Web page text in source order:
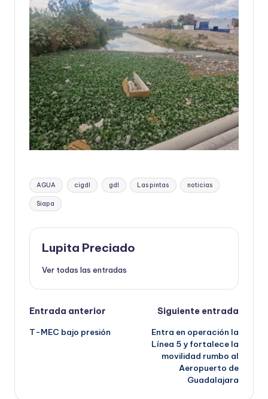
Etiquetas:
AGUA cigdl gdl Las pintas noticias
Siapa
Lupita Preciado
Ver todas las entradas
Navegación
de
Entrada anterior
T-MEC bajo presión
Siguiente entrada
Entra en operación la
Línea 5 y fortalece la
movilidad rumbo al
Aeropuerto de
Guadalajara